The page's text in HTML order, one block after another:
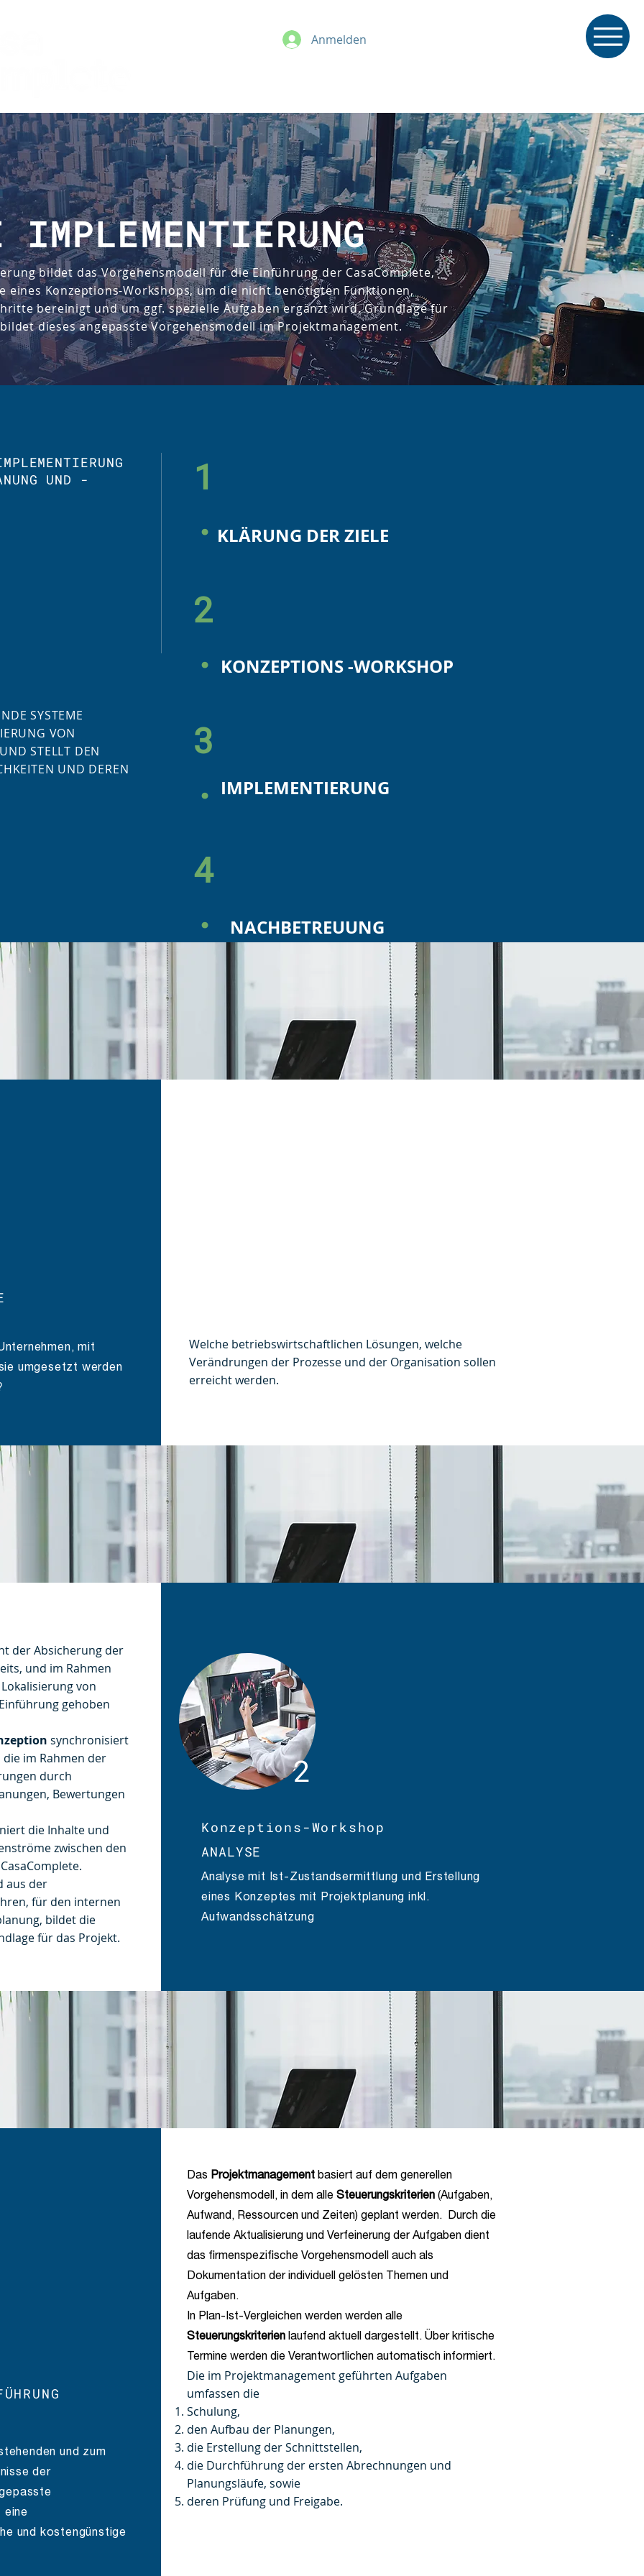
Anmelden
IMPLEMENTIERUNG
bildet das Vorgehensmodell für die Einführung der CasaComplete,
eines Konzeptions-Workshops, um die nicht benötigten Funktionen,
bereinigt und um ggf. spezielle Aufgaben ergänzt wird. Grundlage für
dieses angepasste Vorgehensmodell im Projektmanagement.
UND -
1
. KLÄRUNG DER ZIELE
2
. KONZEPTIONS -WORKSHOP
SYSTEME
VON
STELLT DEN
UND DEREN
3
. IMPLEMENTIERUNG
4
.
NACHBETREUUNG
mit
umgesetzt werden
Welche betriebswirtschaftlichen Lösungen, welche
Verändrungen der Prozesse und der Organisation sollen
erreicht werden.
der Absicherung der
und im Rahmen
von
gehoben
synchronisiert
im Rahmen der
durch
Bewertungen
die Inhalte und
zwischen den
aus der
für den internen
bildet die
für das Projekt.
2
Konzeptions-Workshop
ANALYSE
Analyse mit Ist-Zustandsermittlung und Erstellung
eines Konzeptes mit Projektplanung inkl.
Aufwandsschätzung
und zum
der
eine
und kostengünstige
Das Projektmanagement basiert auf dem generellen
Vorgehensmodell, in dem alle Steuerungskriterien (Aufgaben,
Aufwand, Ressourcen und Zeiten) geplant werden. Durch die
laufende Aktualisierung und Verfeinerung der Aufgaben dient
das firmenspezifische Vorgehensmodell auch als
Dokumentation der individuell gelösten Themen und
Aufgaben.
In Plan-Ist-Vergleichen werden werden alle
Steuerungskriterien laufend aktuell dargestellt. Über kritische
Termine werden die Verantwortlichen automatisch informiert.
Die im Projektmanagement geführten Aufgaben
umfassen die
Schulung,
den Aufbau der Planungen,
die Erstellung der Schnittstellen,
die Durchführung der ersten Abrechnungen und
Planungsläufe, sowie
deren Prüfung und Freigabe.